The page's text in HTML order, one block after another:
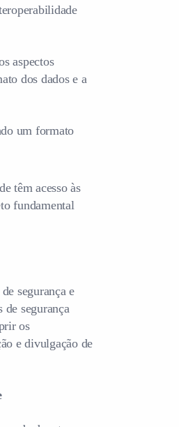
aspectos
dos dados e a
um formato
têm acesso às
fundamental
segurança e
segurança
os
e divulgação de